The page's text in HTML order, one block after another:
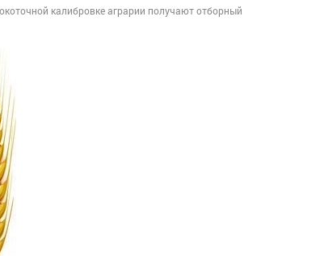
калибровке аграрии получают отборный